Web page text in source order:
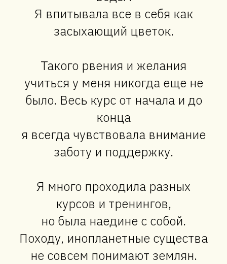
Я впитывала все в себя как
засыхающий цветок.
Такого рвения и желания
учиться у меня никогда еще не
было. Весь курс от начала и до
конца
я всегда чувствовала внимание
заботу и поддержку.
Я много проходила разных
курсов и тренингов,
но была наедине с собой.
Походу, инопланетные существа
не совсем понимают землян.